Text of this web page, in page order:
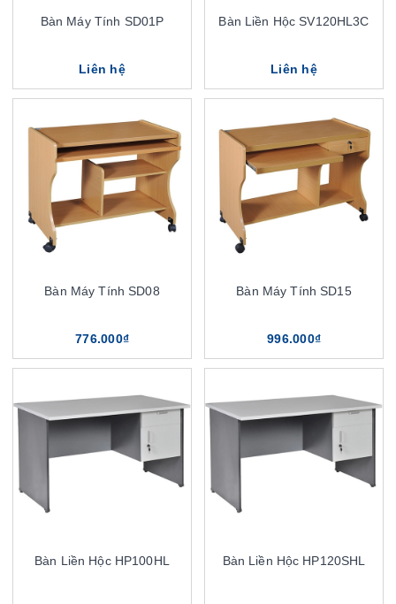
Bàn Máy Tính SD01P
Liên hệ
Bàn Liền Hộc SV120HL3C
Liên hệ
Bàn Máy Tính SD08
776.000₫
Bàn Máy Tính SD15
996.000₫
Bàn Liền Hộc HP100HL Bàn Liền Hộc HP120SHL